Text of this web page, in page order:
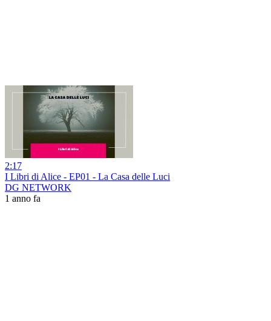
2:17
I Libri di Alice - EP01 - La Casa delle Luci
DG NETWORK
1 anno fa